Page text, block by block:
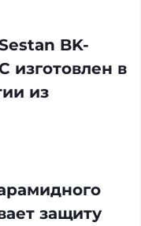
BK-
изготовлен в
из
защиту